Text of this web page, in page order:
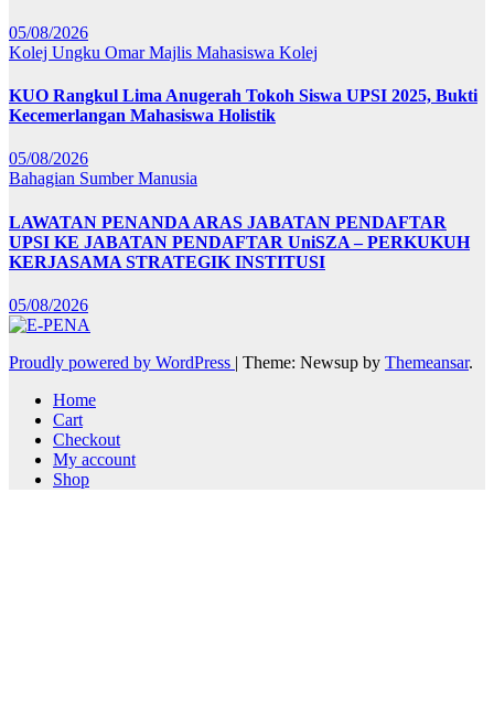
05/08/2026
Kolej Ungku OmarMajlis Mahasiswa Kolej
KUO Rangkul Lima Anugerah Tokoh Siswa UPSI 2025, Bukti
Kecemerlangan Mahasiswa Holistik
05/08/2026
Bahagian Sumber Manusia
LAWATAN PENANDA ARAS JABATAN PENDAFTAR
UPSI KE JABATAN PENDAFTAR UniSZA – PERKUKUH
KERJASAMA STRATEGIK INSTITUSI
05/08/2026
Proudly powered by WordPress | Theme: Newsup by Themeansar.
Home
Cart
Checkout
My account
Shop